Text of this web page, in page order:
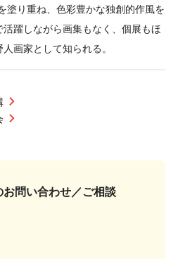
塗り重ね、色彩豊かな独創的作風を
躍しながら画集もなく、個展もほ
画家として知られる。
お問い合わせ／ご相談